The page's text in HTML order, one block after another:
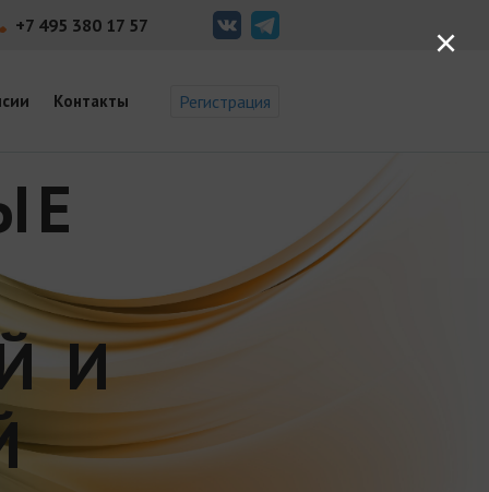
+7 495 380 17 57
Контакты Регистрация
И
×